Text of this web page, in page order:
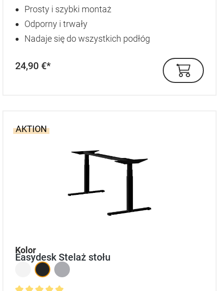
Prosty i szybki montaż
Odporny i trwały
Nadaje się do wszystkich podłóg
24,90 €*
AKTION
Kolorauswählen
Easydesk Stelaż stołu